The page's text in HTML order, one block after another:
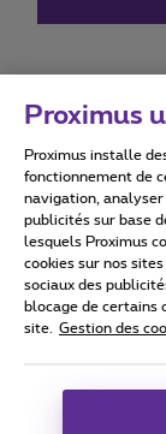
Tous droits
Conditions
Coordonnées de
Proximus
Proximus installe
fonctionnement de
navigation,
publicités sur base
lesquels Proximus
cookies sur nos
sociaux des
blocage de certains
site.
Gestion des